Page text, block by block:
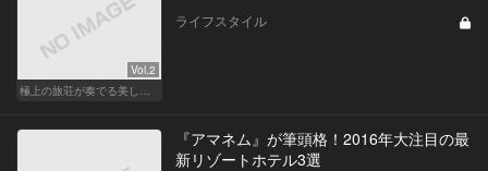
Vol.2
極上の旅荘が奏でる美しき寛ぎ
ライフスタイル
『アマネム』が筆頭格！2016年大注目の最
新リゾートホテル3選